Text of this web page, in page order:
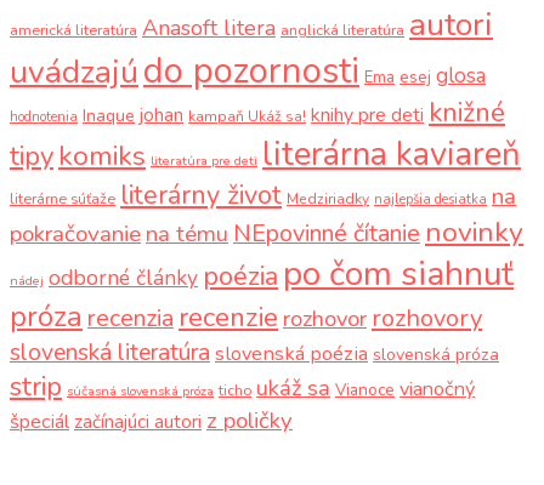
americká literatúra Anasoft litera anglická literatúra autori
uvádzajúdo pozornosti Ema esej glosa
hodnotenia Inaque johan kampaň Ukáž sa! knihy pre deti knižné
tipy komiks literatúra pre deti literárna kaviareň
literárne súťaže literárny život Medziriadky najlepšia desiatka na
pokračovaniena tému NEpovinné čítanie novinky
nádej odborné články poézia po čom siahnuť
próza recenzia recenzie rozhovor rozhovory
slovenská literatúra slovenská poézia slovenská próza
strip súčasná slovenská próza ticho ukáž sa Vianoce vianočný
špeciál začínajúci autori z poličky